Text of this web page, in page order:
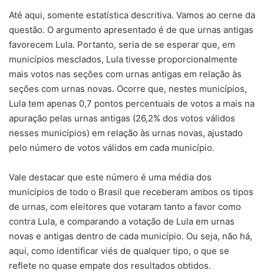
Até aqui, somente estatística descritiva. Vamos ao cerne da
questão. O argumento apresentado é de que urnas antigas
favorecem Lula. Portanto, seria de se esperar que, em
municípios mesclados, Lula tivesse proporcionalmente
mais votos nas seções com urnas antigas em relação às
seções com urnas novas. Ocorre que, nestes municípios,
Lula tem apenas 0,7 pontos percentuais de votos a mais na
apuração pelas urnas antigas (26,2% dos votos válidos
nesses municípios) em relação às urnas novas, ajustado
pelo número de votos válidos em cada município.
Vale destacar que este número é uma média dos
municípios de todo o Brasil que receberam ambos os tipos
de urnas, com eleitores que votaram tanto a favor como
contra Lula, e comparando a votação de Lula em urnas
novas e antigas dentro de cada município. Ou seja, não há,
aqui, como identificar viés de qualquer tipo, o que se
reflete no quase empate dos resultados obtidos.